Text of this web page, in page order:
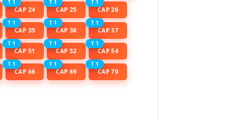
T 1
CAP 24
T 1
CAP 25
T 1
CAP 26
T 1
CAP 35
T 1
CAP 36
T 1
CAP 37
T 1
CAP 51
T 1
CAP 52
T 1
CAP 54
T 1
CAP 66
T 1
CAP 69
T 1
CAP 70